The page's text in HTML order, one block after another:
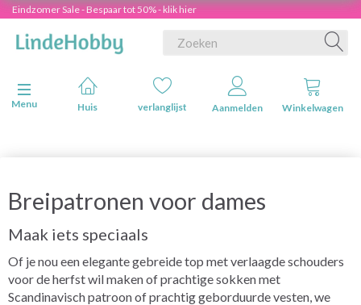
Eindzomer Sale - Bespaar tot 50% - klik hier
Navigatie in-/uitschakelen
Menu
Huis verlanglijst Aanmelden Winkelwagen
Breipatronen voor dames
Maak iets speciaals
Of je nou een elegante gebreide top met verlaagde schouders
voor de herfst wil maken of prachtige sokken met
Scandinavisch patroon of prachtig geborduurde vesten, we